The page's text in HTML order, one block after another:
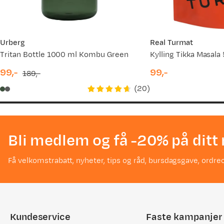
Urberg
Tritan Bottle 1000 ml Kombu Green
price
99,-
price
189,-
(20)
Real Turmat
Kylling Tikka Masala
99,-
Bli medlem og få -20% på
Få velkomstrabatt, nyheter, tips og råd, bursdagsgave,
Kundeservice Faste kampanjer